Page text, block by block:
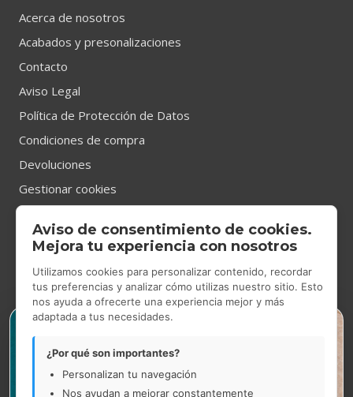
Acerca de nosotros
Acabados y presonalizaciones
Contacto
Aviso Legal
Política de Protección de Datos
Condiciones de compra
Devoluciones
Gestionar cookies
CONTACTO
Tienda Showroomen Gran Via de les Corts Catalanes 531,
Barcelona.
De lunes a jueves de 9.00h a 14.00h y de 14.30h a 17.30h.
Viernes de 9.00h a 15.00h.
Aviso de consentimiento de cookies.
Mejora tu experiencia con nosotros
Utilizamos cookies para personalizar contenido, recordar
tus preferencias y analizar cómo utilizas nuestro sitio. Esto
nos ayuda a ofrecerte una experiencia mejor y más
adaptada a tus necesidades.
¿Por qué son importantes?
Personalizan tu navegación
Nos ayudan a mejorar constantemente